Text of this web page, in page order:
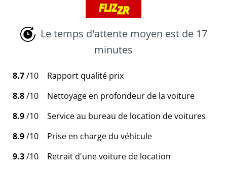
Le temps d'attente moyen est de 17
minutes
8.7/10
Rapport qualité prix
8.8/10
Nettoyage en profondeur de la voiture
8.9/10
Service au bureau de location de voitures
8.9/10
Prise en charge du véhicule
9.3/10 Retrait d'une voiture de location